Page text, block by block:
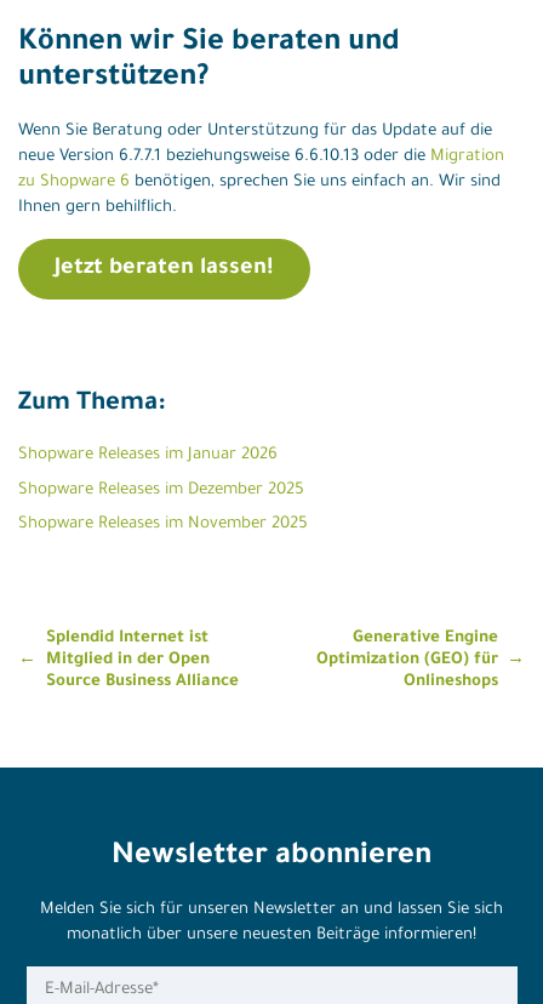
Können wir Sie beraten und
unterstützen?
Wenn Sie Beratung oder Unterstützung für das Update auf die
neue Version 6.7.7.1 beziehungsweise 6.6.10.13 oder die Migration
zu Shopware 6 benötigen, sprechen Sie uns einfach an. Wir sind
Ihnen gern behilflich.
Jetzt beraten lassen!
Zum Thema:
Shopware Releases im Januar 2026
Shopware Releases im Dezember 2025
Shopware Releases im November 2025
Beitragsnavigation
Splendid Internet ist
Mitglied in der Open
Source Business Alliance
Generative Engine
Optimization (GEO) für
Onlineshops
Newsletter abonnieren
Melden Sie sich für unseren Newsletter an und lassen Sie sich
monatlich über unsere neuesten Beiträge informieren!